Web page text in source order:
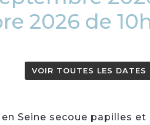
2026 de
VOIR TOUTES LES DATES
Seine secoue papilles